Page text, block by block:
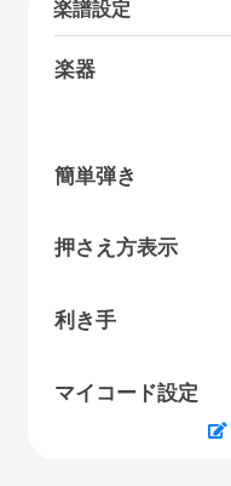
楽譜設定
楽器
簡単弾き
押さえ方表示
利き手
マイコード設定